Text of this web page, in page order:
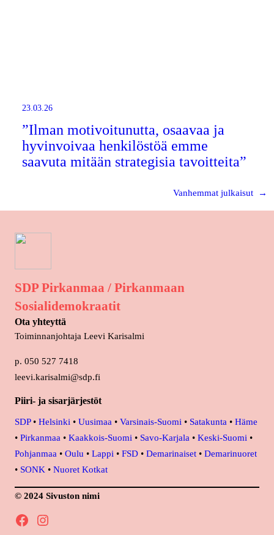
23.03.26
”Ilman motivoitunutta, osaavaa ja
hyvinvoivaa henkilöstöä emme
saavuta mitään strategisia tavoitteita”
Vanhemmat julkaisut →
SDP Pirkanmaa / Pirkanmaan
Sosialidemokraatit
Ota yhteyttä
Toiminnanjohtaja Leevi Karisalmi
p. 050 527 7418
leevi.karisalmi@sdp.fi
Piiri- ja sisarjärjestöt
SDP• Helsinki • Uusimaa • Varsinais-Suomi • Satakunta • Häme
• Pirkanmaa • Kaakkois-Suomi • Savo-Karjala • Keski-Suomi •
Pohjanmaa • Oulu • Lappi • FSD • Demarinaiset • Demarinuoret
• SONK • Nuoret Kotkat
© 2024 Sivuston nimi
Facebook Instagram